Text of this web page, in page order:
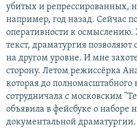
убитых и репрессированных,
например, год назад. Сейчас
оперативности к
текст, драматургия позволяют
на другом уровне. И мне
сторону. Летом режиссёрка
которая до полномасштабного
сотрудничала с московским
объявила в фейсбуке о наборе
документальной